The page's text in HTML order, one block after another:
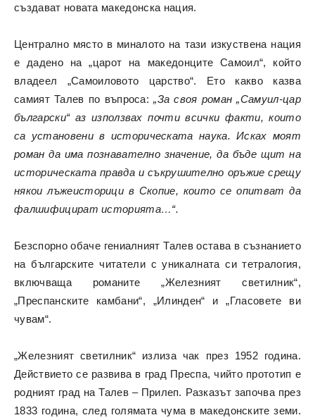
създават новата македонска нация.
Централно място в миналото на тази изкуствена нация
е дадено на „царот на македонците Самоил“, който
владеел „Самоиловото царство“. Ето какво казва
самият Талев по въпроса:„За своя роман „Самуил-цар
български“ аз използвах почти всички факти, които
са установени в историческата наука. Исках моят
роман да има познавателно значение, да бъде щит на
историческата правда и съкрушително оръжие срещу
някои лъжеисторици в Скопие, които се опитват да
фалшифицират историята…“.
Безспорно обаче гениалният Талев остава в съзнанието
на българските читатели с уникалната си тетралогия,
включваща романите „Железният светилник“,
„Преспанските камбани“, „Илинден“ и „Гласовете ви
чувам“.
„Железният светилник“ излиза чак през 1952 година.
Действието се развива в град Преспа, чийто прототип е
родният град на Талев – Прилеп. Разказът започва през
1833 година, след голямата чума в македонските земи.